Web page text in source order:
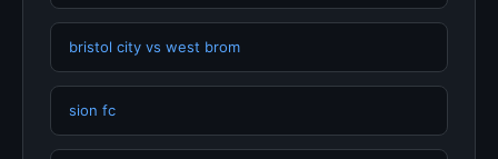
bristol city vs west brom
sion fc